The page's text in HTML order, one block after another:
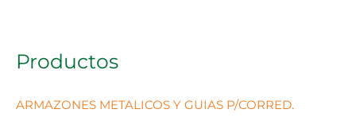
Productos
ARMAZONES METALICOS Y GUIAS P/CORRED.